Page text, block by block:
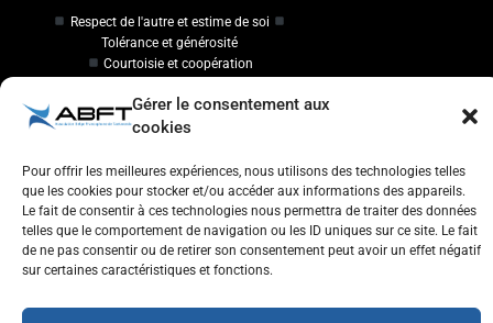
Gérer le consentement aux
cookies
Pour offrir les meilleures expériences, nous utilisons des technologies telles
que les cookies pour stocker et/ou accéder aux informations des appareils.
Le fait de consentir à ces technologies nous permettra de traiter des données
telles que le comportement de navigation ou les ID uniques sur ce site. Le fait
de ne pas consentir ou de retirer son consentement peut avoir un effet négatif
sur certaines caractéristiques et fonctions.
Respect de l'autre et estime de soi
Tolérance et générosité
Courtoisie et coopération
Plaisir
Travailler à l'ABFT
Initiateur en Taekwondo
Contact